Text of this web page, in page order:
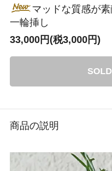
マッドな質感が
一輪挿し
33,000円(税3,000円)
商品の説明